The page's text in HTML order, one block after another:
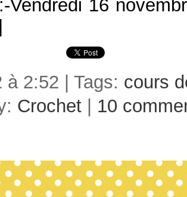
Vendredi 16
à 2:52 | Tags: cours
Crochet 10